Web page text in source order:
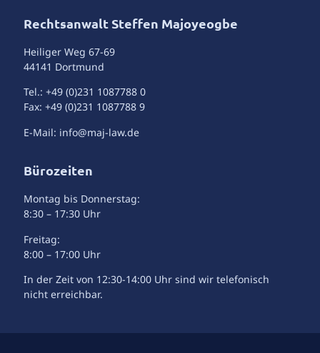
Rechtsanwalt Steffen Majoyeogbe
Heiliger Weg 67-69
44141 Dortmund
Tel.: +49 (0)231 1087788 0
Fax: +49 (0)231 1087788 9
E-Mail: info@maj-law.de
Bürozeiten
Montag bis Donnerstag:
8:30 – 17:30 Uhr
Freitag:
8:00 – 17:00 Uhr
In der Zeit von 12:30-14:00 Uhr sind wir telefonisch
nicht erreichbar.